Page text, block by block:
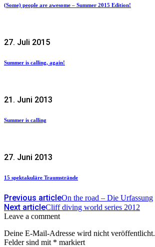
(Some) people are awesome – Summer 2015 Edition!
27. Juli 2015
Summer is calling, again!
21. Juni 2013
Summer is calling
27. Juni 2013
15 spektakuläre Traumstrände
Previous articleOn the road – Die Urfassung
Next articleCliff diving world series 2012
Leave a comment
Deine E-Mail-Adresse wird nicht veröffentlicht.
Felder sind mit * markiert